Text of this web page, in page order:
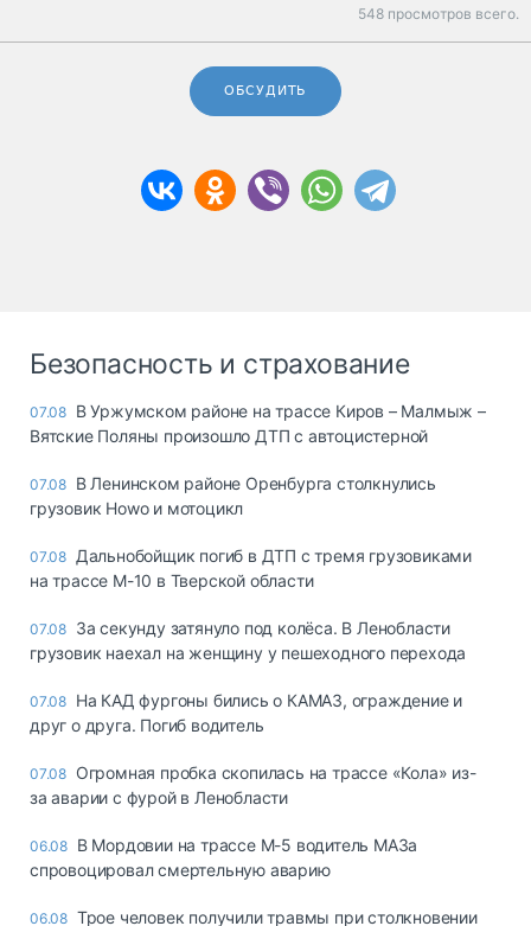
548 просмотров всего.
ОБСУДИТЬ
Безопасность и страхование
07.08 В Уржумском районе на трассе Киров – Малмыж –
Вятские Поляны произошло ДТП с автоцистерной
07.08 В Ленинском районе Оренбурга столкнулись
грузовик Howo и мотоцикл
07.08 Дальнобойщик погиб в ДТП с тремя грузовиками
на трассе М-10 в Тверской области
07.08 За секунду затянуло под колёса. В Ленобласти
грузовик наехал на женщину у пешеходного перехода
07.08 На КАД фургоны бились о КАМАЗ, ограждение и
друг о друга. Погиб водитель
07.08 Огромная пробка скопилась на трассе «Кола» из-
за аварии с фурой в Ленобласти
06.08 В Мордовии на трассе М-5 водитель МАЗа
спровоцировал смертельную аварию
06.08 Трое человек получили травмы при столкновении